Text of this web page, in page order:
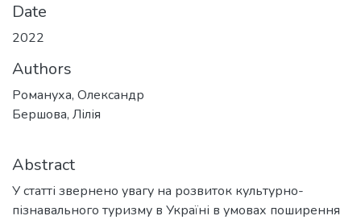
Date
2022
Authors
Романуха, Олександр
Бершова, Лілія
Abstract
У статті звернено увагу на розвиток культурно-
пізнавального туризму в Україні в умовах поширення